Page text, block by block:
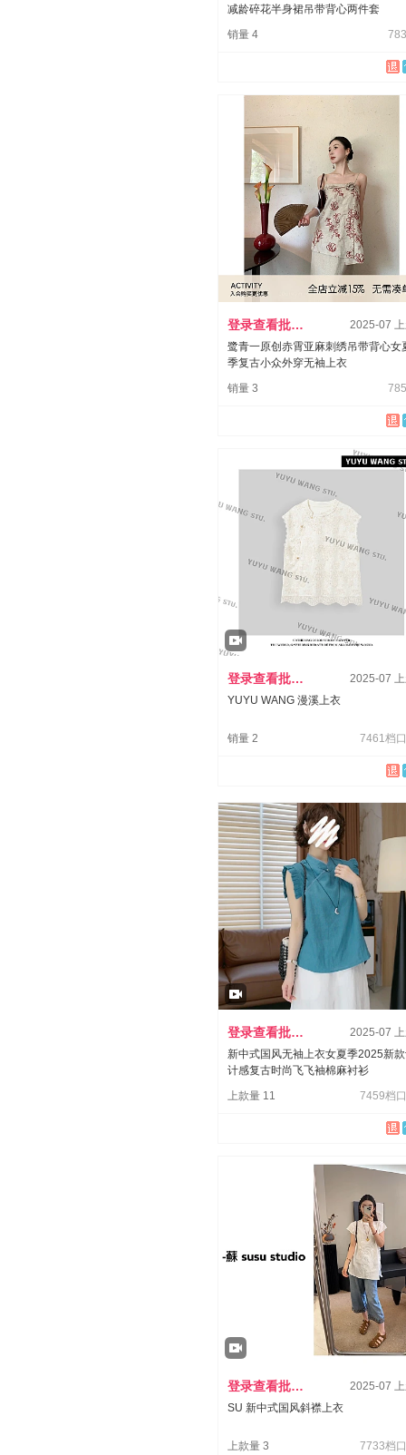
减龄碎花半身裙吊带背心两件套
销量 4
登录查看批发价
2025-07
鹭青一原创赤霄亚麻刺绣吊带背心女
季复古小众外穿无袖上衣
销量 3
登录查看批发价
2025-07
YUYU WANG 漫溪上衣
销量 2 7461档
登录查看批发价
2025-07
新中式国风无袖上衣女夏季2025新
计感复古时尚飞飞袖棉麻衬衫
上款量 11
7459档
登录查看批发价
2025-07
SU 新中式国风斜襟上衣
上款量 3 7733档